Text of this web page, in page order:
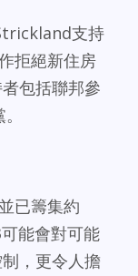
支持
拒絕新住房
包括聯邦參
已籌集約
能會對可能
，更令人擔